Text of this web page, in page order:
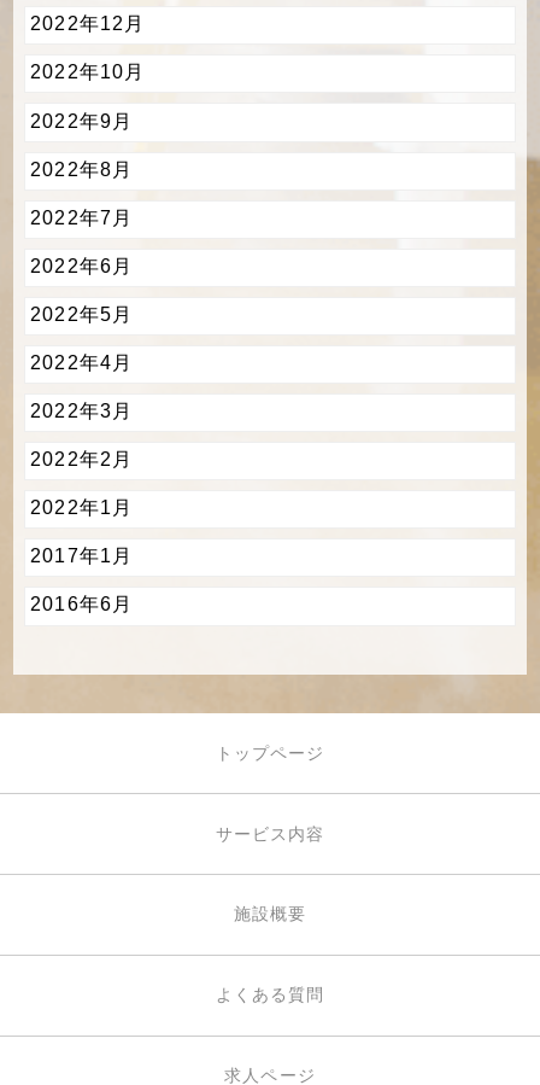
2022年12月
2022年10月
2022年9月
2022年8月
2022年7月
2022年6月
2022年5月
2022年4月
2022年3月
2022年2月
2022年1月
2017年1月
2016年6月
トップページ
サービス内容
施設概要
よくある質問
求人ページ